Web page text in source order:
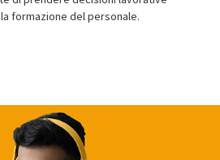
formazione del personale.